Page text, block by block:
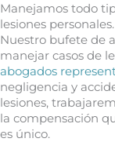
Manejamos todo
lesiones personales.
Nuestro bufete de
manejar casos de
abogados
negligencia y
lesiones,
la compensación
es único.